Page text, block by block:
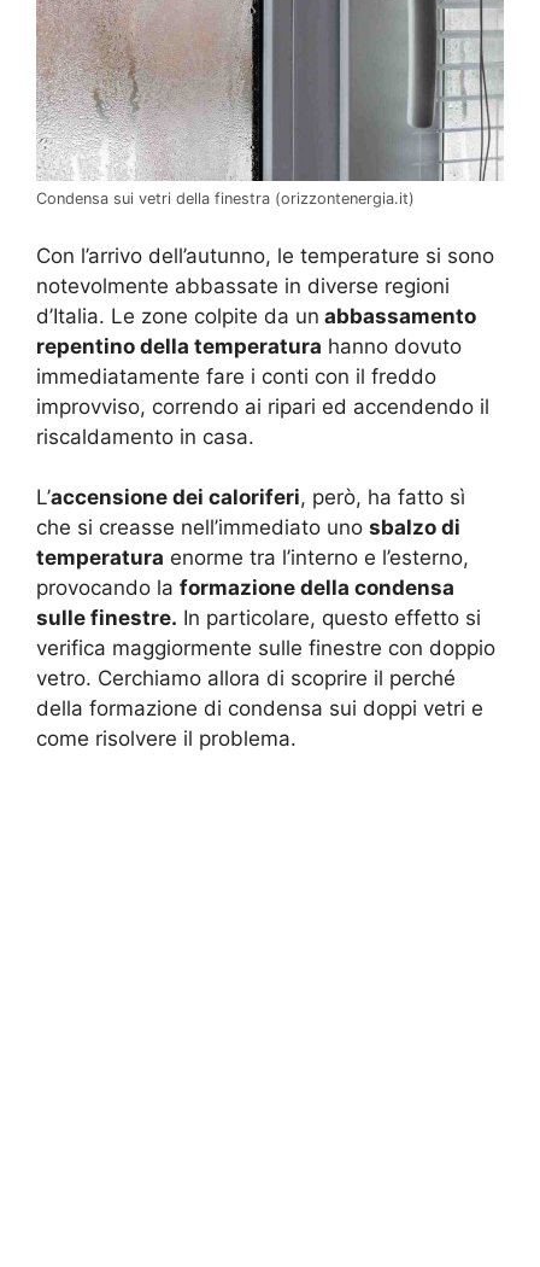
Condensa sui vetri della finestra (orizzontenergia.it)
Con l’arrivo dell’autunno, le temperature si sono
notevolmente abbassate in diverse regioni
d’Italia. Le zone colpite da un abbassamento
repentino della temperatura hanno dovuto
immediatamente fare i conti con il freddo
improvviso, correndo ai ripari ed accendendo il
riscaldamento in casa.
L’accensione dei caloriferi, però, ha fatto sì
che si creasse nell’immediato uno sbalzo di
temperatura enorme tra l’interno e l’esterno,
provocando la formazione della condensa
sulle finestre. In particolare, questo effetto si
verifica maggiormente sulle finestre con doppio
vetro. Cerchiamo allora di scoprire il perché
della formazione di condensa sui doppi vetri e
come risolvere il problema.